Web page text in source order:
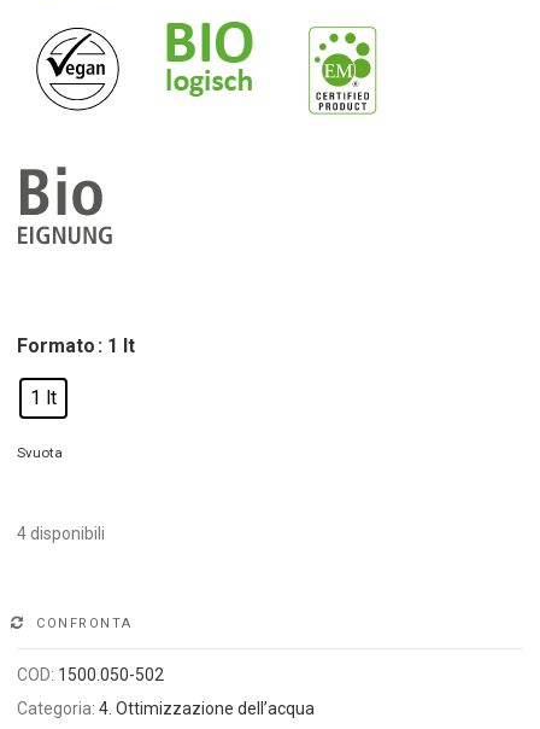
Formato : 1 lt
1 lt
Svuota
4 disponibili
CONFRONTA
COD: 1500.050-502
Categoria:4. Ottimizzazione dell’acqua